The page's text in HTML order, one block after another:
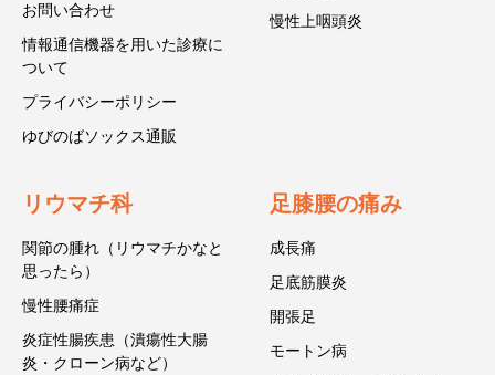
お問い合わせ
情報通信機器を用いた診療に
ついて
プライバシーポリシー
ゆびのばソックス通販
慢性上咽頭炎
リウマチ科
関節の腫れ（リウマチかなと
思ったら）
慢性腰痛症
炎症性腸疾患（潰瘍性大腸
炎・クローン病など）
足膝腰の痛み
成長痛
足底筋膜炎
開張足
モートン病